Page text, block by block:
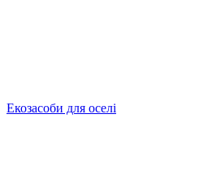
Екозасоби для оселі